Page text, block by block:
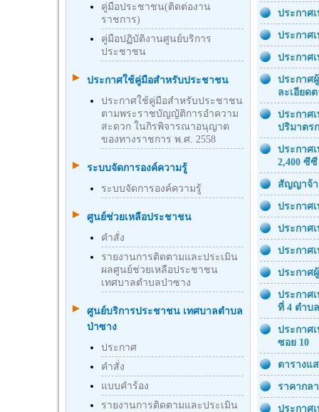
คู่มือประชาชน(ติดต่องาน
ราชการ)
คู่มือปฏิบัติงานศูนย์บริการ
ประชาชน
ประกาศใช้คู่มือสำหรับประชาชน
ประกาศใช้คู่มือสำหรับประชาชน
ตามพระราชบัญญัติการอำความ
สะดวก ในกิรพิจารณาอนุญาต
ของทางราชการ พ.ศ. 2558
ระบบจัดการองค์ความรู้
ระบบจัดการองค์ความรู้
ศูนย์ช่วยเหลือประชาชน
คำสั่ง
รายงานการติดตามและประเมิน
ผลศูนย์ช่วยเหลือประชาชน
เทศบาลตำบลป่าซาง
ศูนย์บริการประชาชน เทศบาลตำบล
ป่าซาง
ประกาศ
คำสั่ง
แบบคำร้อง
รายงานการติดตามและประเมิน
ประกาศ
ประกาศ
ประกาศ
ประกาศ
ละเอียด
ประกาศ
ปริมาตร
ประกาศ
2,400 ซี
สัญญาจ้า
ประกาศ
ประกาศ
ประกาศ
ประกาศ
ประกาศ
ที่ 4 ตำบ
ประกาศ
ซอย 10
ตารางแ
ราคากล
ประกาศ